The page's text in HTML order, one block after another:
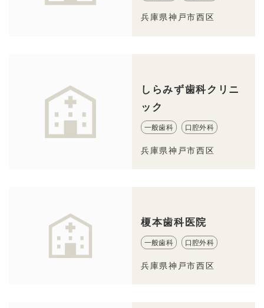
兵庫県神戸市西区
しらみず歯科クリニ
ック
一般歯科 口腔外科
兵庫県神戸市西区
榎本歯科医院
一般歯科 口腔外科
兵庫県神戸市西区